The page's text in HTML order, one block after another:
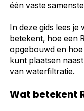
één vaste
In deze gids lees je
betekent, hoe een
opgebouwd en
kunt plaatsen
van waterfiltratie.
Wat betekent